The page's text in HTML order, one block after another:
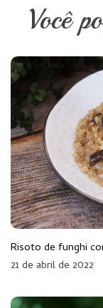
Você
Risoto de funghi
21 de abril de 2022